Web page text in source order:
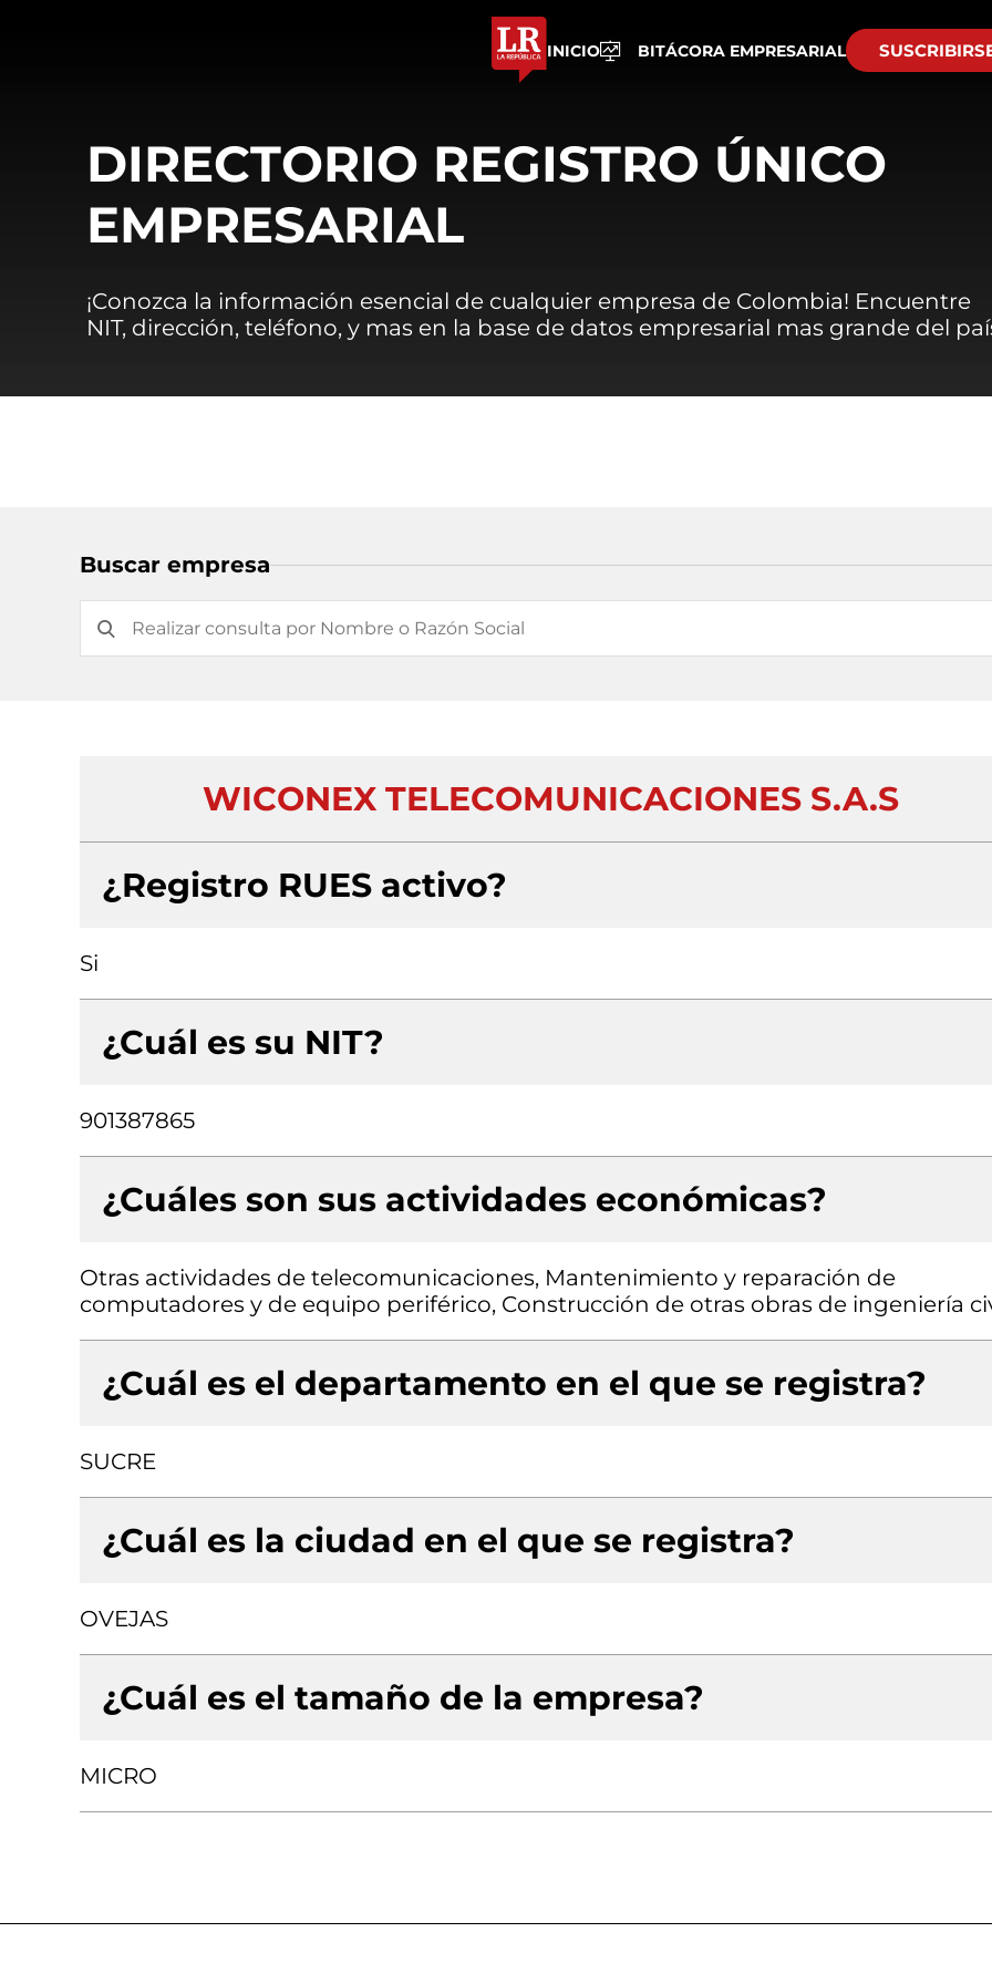
INICIO BITÁCORA EMPRESARIAL
DIRECTORIO REGISTRO ÚNICO
EMPRESARIAL
¡Conozca la información esencial de cualquier empresa de Colombia! Encuentre
NIT, dirección, teléfono, y mas en la base de datos empresarial mas grande del
Buscar empresa
WICONEX TELECOMUNICACIONES S.A.S
¿Registro RUES activo?
Si
¿Cuál es su NIT?
901387865
¿Cuáles son sus actividades económicas?
Otras actividades de telecomunicaciones, Mantenimiento y reparación de
computadores y de equipo periférico, Construcción de otras obras de ingeniería
¿Cuál es el departamento en el que se registra?
SUCRE
¿Cuál es la ciudad en el que se registra?
OVEJAS
¿Cuál es el tamaño de la empresa?
MICRO